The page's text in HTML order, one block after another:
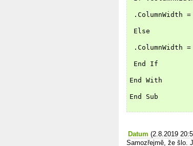
.ColumnWidth
Else
.ColumnWidth
End If
End With
End Sub
Datum (2.8.2019
Samozřejmě, že šlo.